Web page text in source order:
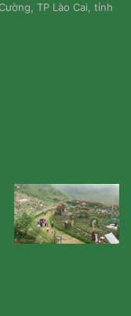
TP Lào Cai, tỉnh